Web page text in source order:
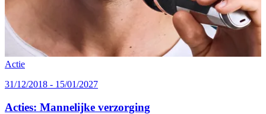
Actie
31/12/2018 - 15/01/2027
Acties: Mannelijke verzorging